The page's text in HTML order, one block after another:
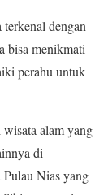
dengan
bisa menikmati
perahu untuk
wisata alam yang
di
Nias yang